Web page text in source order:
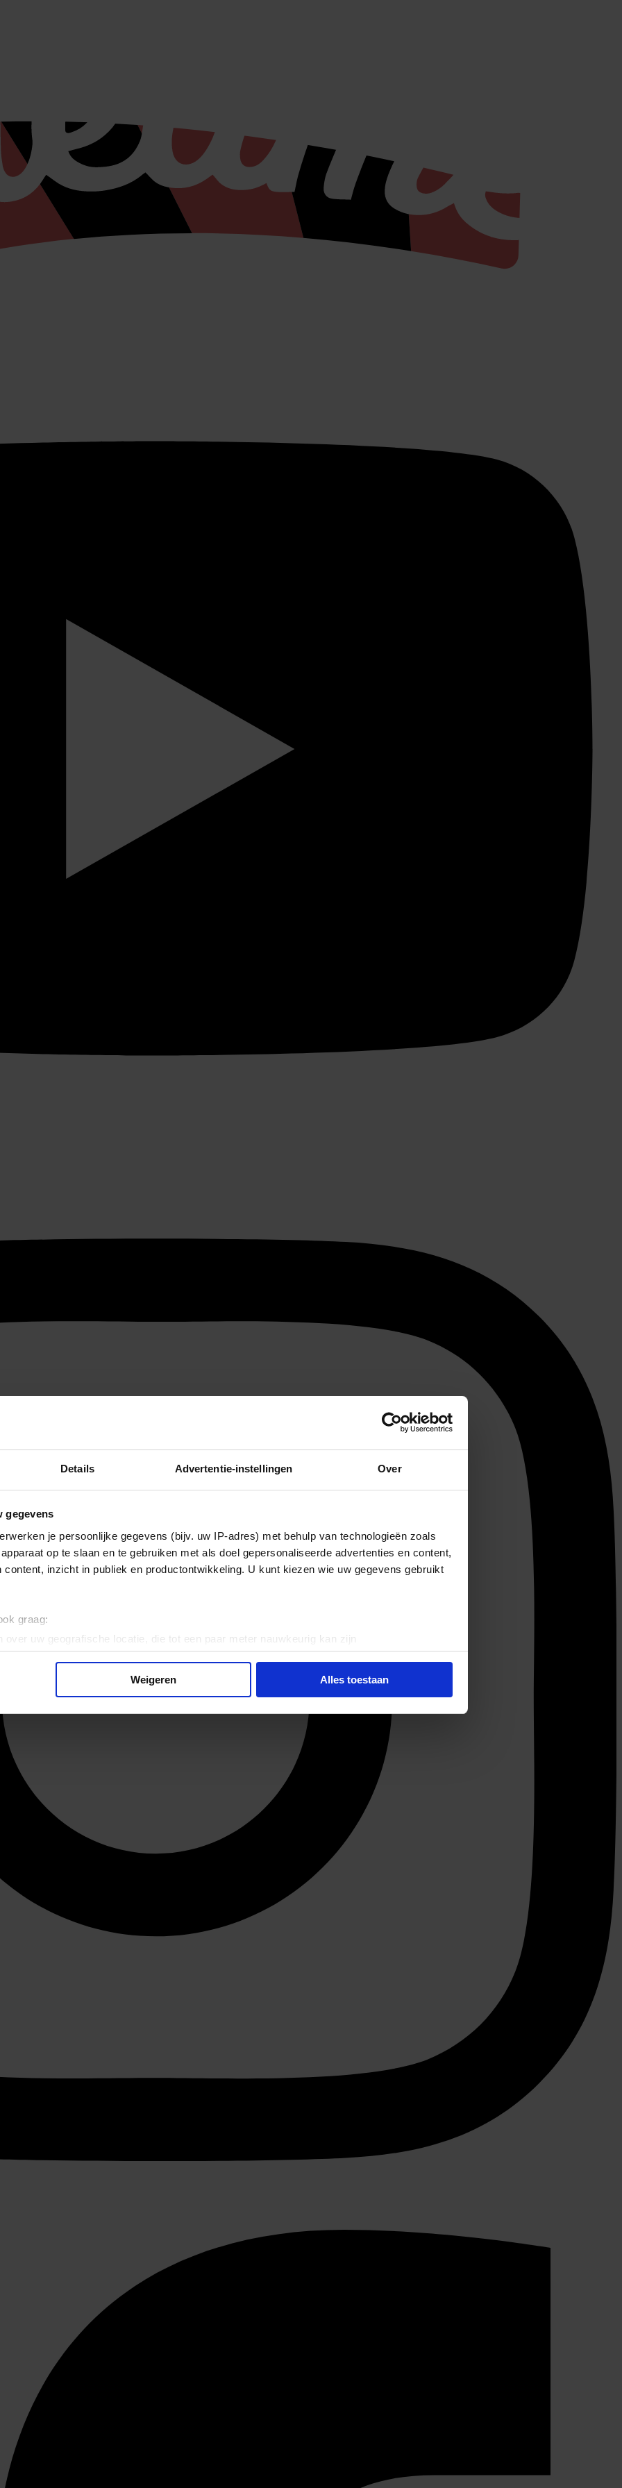
Details Advertentie-instellingen Over
gegevens
je persoonlijke gegevens (bijv. uw IP-adres) met behulp van technologieën zoals
op te slaan en te gebruiken met als doel gepersonaliseerde advertenties en content,
content, inzicht in publiek en productontwikkeling. U kunt kiezen wie uw gegevens gebruikt
graag:
over uw geografische locatie, die tot een paar meter nauwkeurig kan zijn
door het actief te scannen op specifieke eigenschappen (fingerprinting)
gegevens worden verwerkt en stel uw voorkeuren in het
detailgedeelte
en advertenties te personaliseren, om functies voor social media te bieden en om ons
Ook delen we informatie over uw gebruik van onze site met onze partners voor social
Deze partners kunnen deze gegevens combineren met andere informatie die u aan ze heeft
op basis van uw gebruik van hun services.
Weigeren Alles toestaan